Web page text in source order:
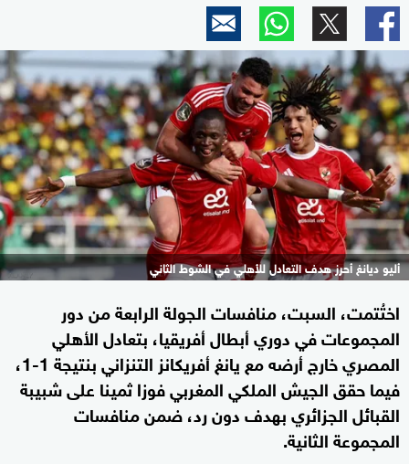
أليو ديانغ أحرز هدف التعادل للأهلي في الشوط الثاني
اختُتمت، السبت، منافسات الجولة الرابعة من دور
المجموعات في دوري أبطال أفريقيا، بتعادل الأهلي
المصري خارج أرضه مع يانغ أفريكانز التنزاني بنتيجة 1-1،
فيما حقق الجيش الملكي المغربي فوزا ثمينا على شبيبة
القبائل الجزائري بهدف دون رد، ضمن منافسات
المجموعة الثانية.